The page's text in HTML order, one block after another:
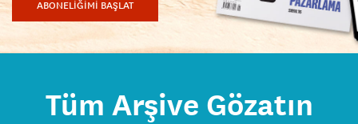
ABONELİĞİMİ BAŞLAT
Tüm Arşive Gözatın